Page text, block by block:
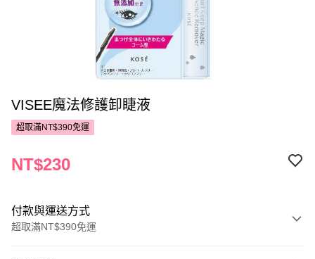
VISEE魔法修護卸睫液
超取滿NT$390免運
NT$230
付款與運送方式
超取滿NT$390免運